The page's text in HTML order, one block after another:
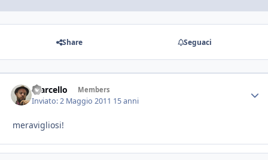
Share Seguaci
marcello Members
Inviato:2 Maggio 2011 15 anni
meravigliosi!